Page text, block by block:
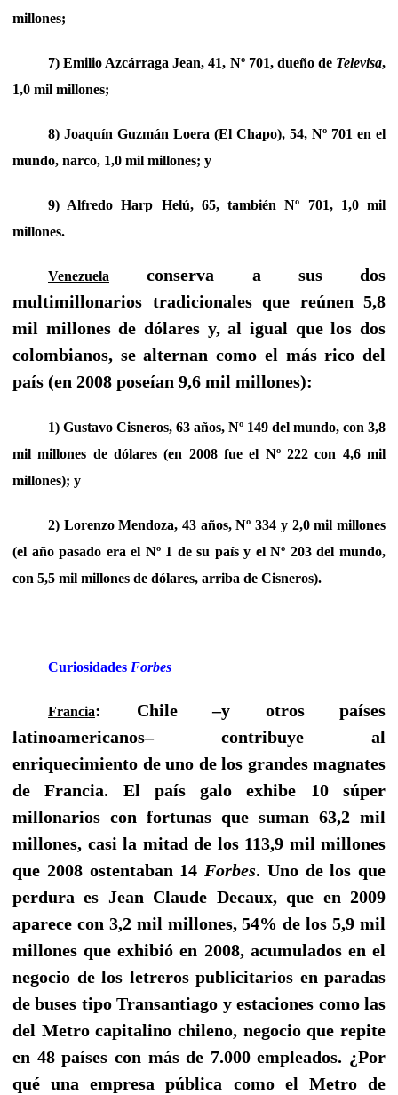
millones;
7) Emilio Azcárraga Jean, 41, Nº 701, dueño de Televisa,
1,0 mil millones;
8) Joaquín Guzmán Loera (El Chapo), 54, Nº 701 en el
mundo, narco, 1,0 mil millones; y
9) Alfredo Harp Helú, 65, también Nº 701, 1,0 mil
millones.
Venezuela
conserva a sus dos
multimillonarios tradicionales que reúnen 5,8
mil millones de dólares y, al igual que los dos
colombianos, se alternan como el más rico del
país (en 2008 poseían 9,6 mil millones):
1) Gustavo Cisneros, 63 años, Nº 149 del mundo, con 3,8
mil millones de dólares (en 2008 fue el Nº 222 con 4,6 mil
millones); y
2) Lorenzo Mendoza, 43 años, Nº 334 y 2,0 mil millones
(el año pasado era el Nº 1 de su país y el Nº 203 del mundo,
con 5,5 mil millones de dólares, arriba de Cisneros).
Curiosidades Forbes
Francia: Chile –y otros países
latinoamericanos– contribuye al
enriquecimiento de uno de los grandes magnates
de Francia. El país galo exhibe 10 súper
millonarios con fortunas que suman 63,2 mil
millones, casi la mitad de los 113,9 mil millones
que 2008 ostentaban 14 Forbes. Uno de los que
perdura es Jean Claude Decaux, que en 2009
aparece con 3,2 mil millones, 54% de los 5,9 mil
millones que exhibió en 2008, acumulados en el
negocio de los letreros publicitarios en paradas
de buses tipo Transantiago y estaciones como las
del Metro capitalino chileno, negocio que repite
en 48 países con más de 7.000 empleados. ¿Por
qué una empresa pública como el Metro de